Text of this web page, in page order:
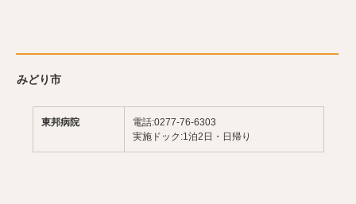
みどり市
東邦病院
電話:0277-76-6303
実施ドック:1泊2日・日帰り